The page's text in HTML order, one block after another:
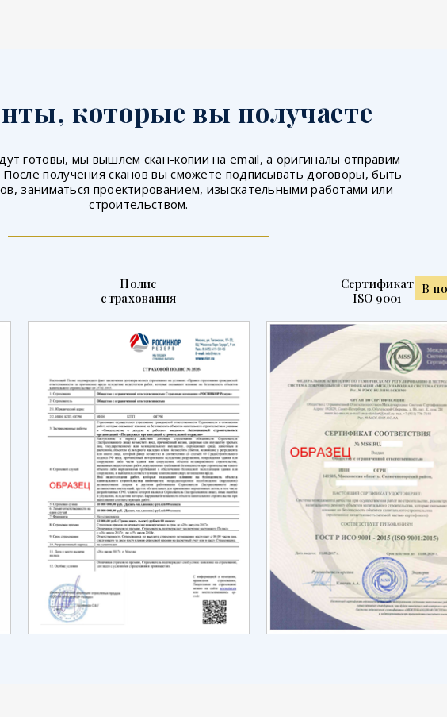
которые вы получаете
готовы, мы вышлем скан-копии на email, а оригиналы отправим
После получения сканов вы сможете подписывать договоры, быть
заниматься проектированием, изыскательными работами или
строительством.
Полис
страхования
В
Сертификат
ISO 9001